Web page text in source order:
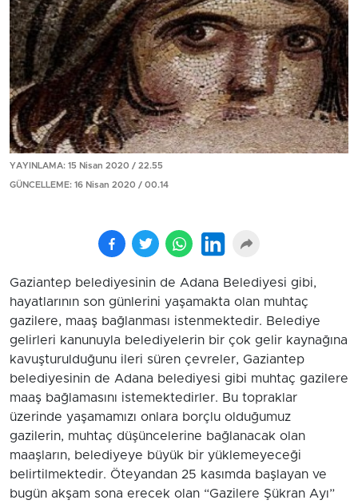
YAYINLAMA: 15 Nisan 2020 / 22.55
GÜNCELLEME: 16 Nisan 2020 / 00.14
Gaziantep belediyesinin de Adana Belediyesi gibi,
hayatlarının son günlerini yaşamakta olan muhtaç
gazilere, maaş bağlanması istenmektedir. Belediye
gelirleri kanunuyla belediyelerin bir çok gelir kaynağına
kavuşturulduğunu ileri süren çevreler, Gaziantep
belediyesinin de Adana belediyesi gibi muhtaç gazilere
maaş bağlamasını istemektedirler. Bu topraklar
üzerinde yaşamamızı onlara borçlu olduğumuz
gazilerin, muhtaç düşüncelerine bağlanacak olan
maaşların, belediyeye büyük bir yüklemeyeceği
belirtilmektedir. Öteyandan 25 kasımda başlayan ve
bugün akşam sona erecek olan “Gazilere Şükran Ayı”